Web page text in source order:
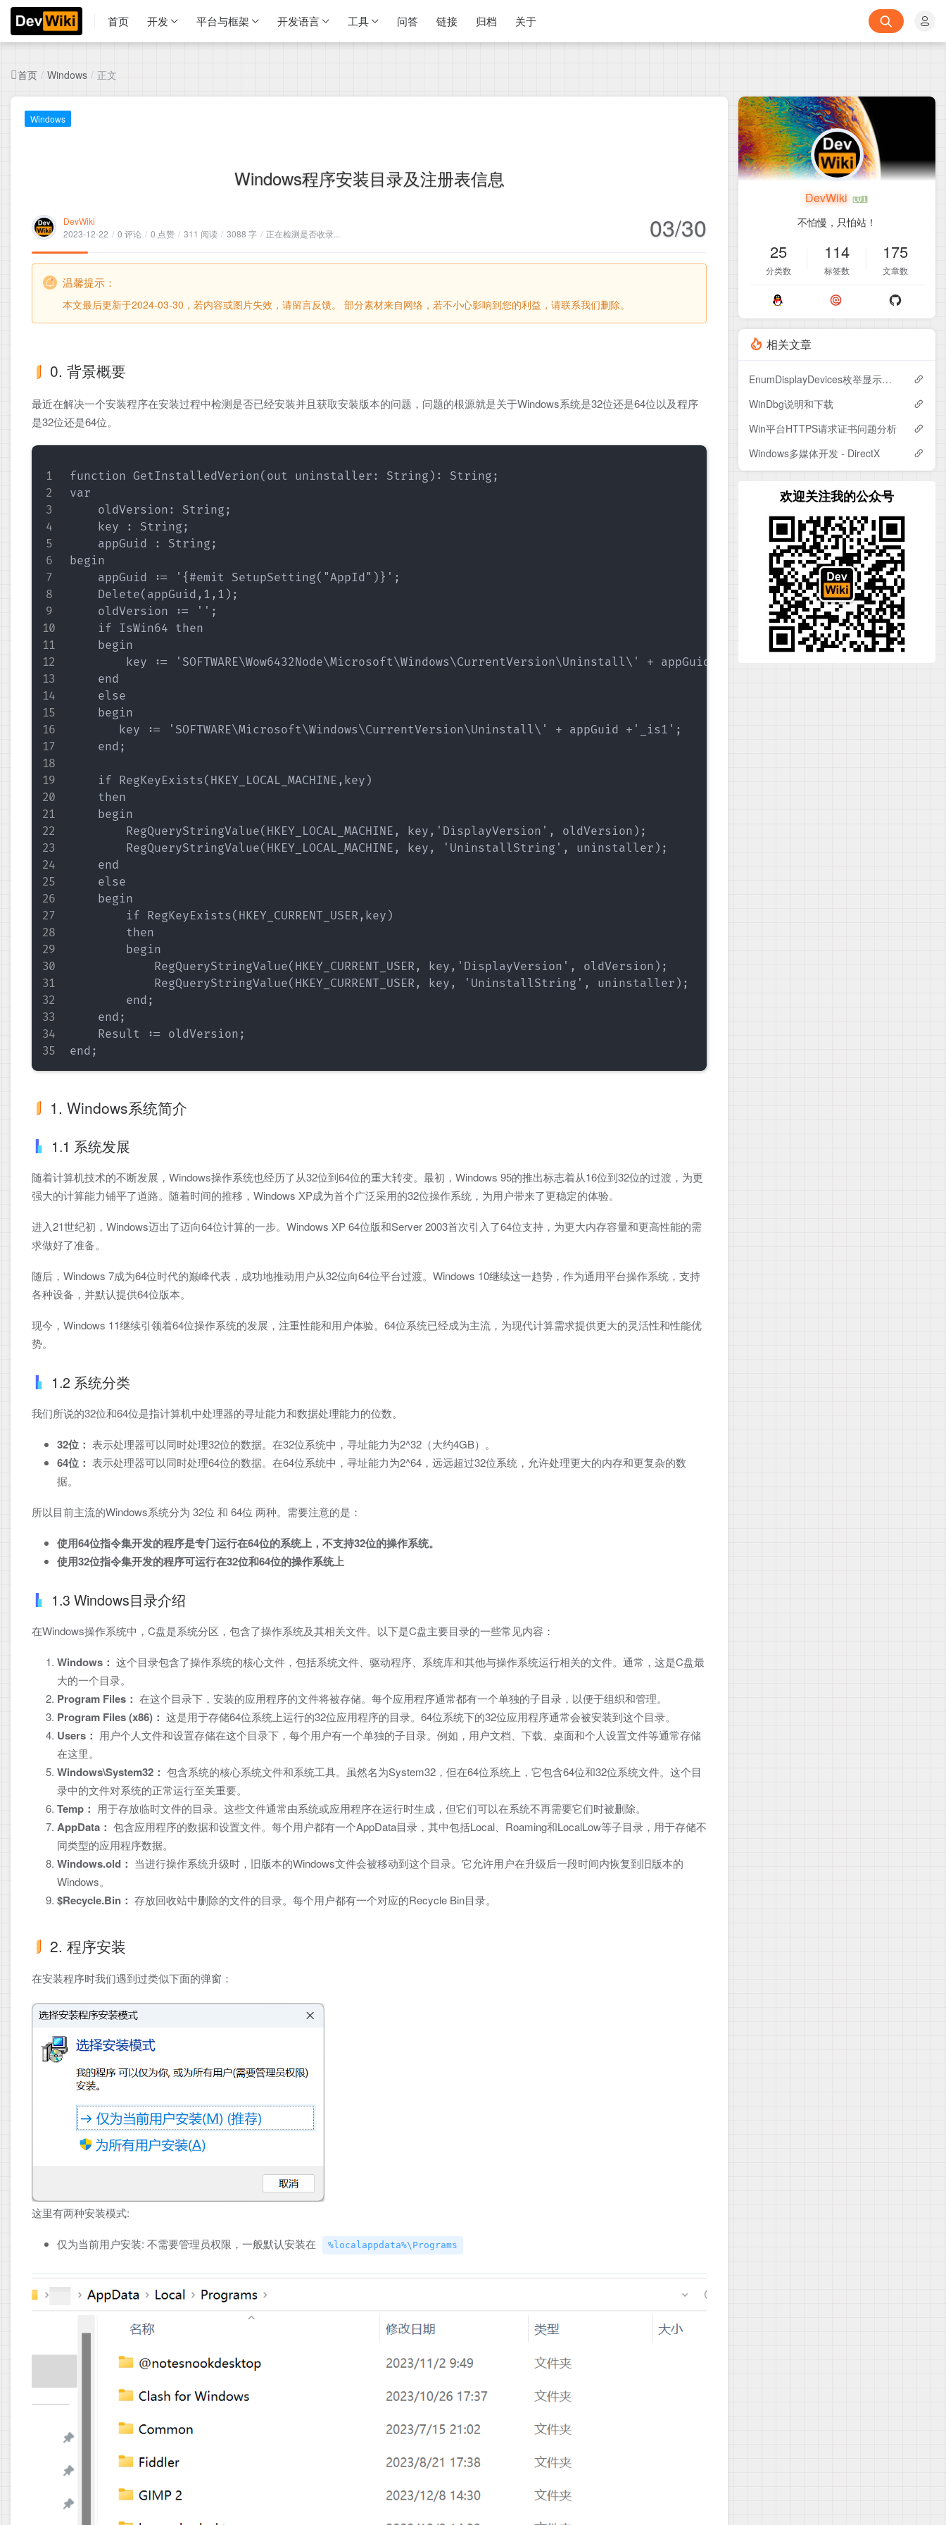
首页 开发 平台与框架 开发语言 工具 问答 链接 归档 关于
首页 / Windows / 正文
Windows
Windows程序安装目录及注册表信息
DevWiki
2023-12-22 / 0 评论 / 0 点赞 / 311 阅读 / 3088 字 / 正在检测是否收录... 03/30
温馨提示：
本文最后更新于2024-03-30，若内容或图片失效，请留言反馈。 部分素材来自网络，若不小心影响到您的利益，请联系我们删除。
0. 背景概要
最近在解决一个安装程序在安装过程中检测是否已经安装并且获取安装版本的问题，问题的根源就是关于Windows系统是32位还是64位以及程序
是32位还是64位。
function GetInstalledVerion(out uninstaller: String): String;
var
    oldVersion: String;
    key : String;
    appGuid : String;
begin
    appGuid := '{#emit SetupSetting("AppId")}';
    Delete(appGuid,1,1);
    oldVersion := '';
    if IsWin64 then
    begin
        key := 'SOFTWARE\Wow6432Node\Microsoft\Windows\CurrentVersion\Uninstall\' + appGuid + '_is1';
    end
    else
    begin
       key := 'SOFTWARE\Microsoft\Windows\CurrentVersion\Uninstall\' + appGuid +'_is1';
    end;
    if RegKeyExists(HKEY_LOCAL_MACHINE,key)
    then
    begin
        RegQueryStringValue(HKEY_LOCAL_MACHINE, key,'DisplayVersion', oldVersion);
        RegQueryStringValue(HKEY_LOCAL_MACHINE, key, 'UninstallString', uninstaller);
    end
    else
    begin
        if RegKeyExists(HKEY_CURRENT_USER,key)
        then
        begin
            RegQueryStringValue(HKEY_CURRENT_USER, key,'DisplayVersion', oldVersion);
            RegQueryStringValue(HKEY_CURRENT_USER, key, 'UninstallString', uninstaller);
        end;
    end;
    Result := oldVersion;
1. Windows系统简介
1.1 系统发展
随着计算机技术的不断发展，Windows操作系统也经历了从32位到64位的重大转变。最初，Windows 95的推出标志着从16位到32位的过渡，为更
强大的计算能力铺平了道路。随着时间的推移，Windows XP成为首个广泛采用的32位操作系统，为用户带来了更稳定的体验。
进入21世纪初，Windows迈出了迈向64位计算的一步。Windows XP 64位版和Server 2003首次引入了64位支持，为更大内存容量和更高性能的需
求做好了准备。
随后，Windows 7成为64位时代的巅峰代表，成功地推动用户从32位向64位平台过渡。Windows 10继续这一趋势，作为通用平台操作系统，支持
各种设备，并默认提供64位版本。
现今，Windows 11继续引领着64位操作系统的发展，注重性能和用户体验。64位系统已经成为主流，为现代计算需求提供更大的灵活性和性能优
势。
1.2 系统分类
我们所说的32位和64位是指计算机中处理器的寻址能力和数据处理能力的位数。
32位： 表示处理器可以同时处理32位的数据。在32位系统中，寻址能力为2^32（大约4GB）。
64位： 表示处理器可以同时处理64位的数据。在64位系统中，寻址能力为2^64，远远超过32位系统，允许处理更大的内存和更复杂的数
据。
所以目前主流的Windows系统分为 32位 和 64位 两种。需要注意的是：
使用64位指令集开发的程序是专门运行在64位的系统上，不支持32位的操作系统。
使用32位指令集开发的程序可运行在32位和64位的操作系统上
1.3 Windows目录介绍
在Windows操作系统中，C盘是系统分区，包含了操作系统及其相关文件。以下是C盘主要目录的一些常见内容：
Windows： 这个目录包含了操作系统的核心文件，包括系统文件、驱动程序、系统库和其他与操作系统运行相关的文件。通常，这是C盘最
大的一个目录。
Program Files： 在这个目录下，安装的应用程序的文件将被存储。每个应用程序通常都有一个单独的子目录，以便于组织和管理。
Program Files (x86)： 这是用于存储64位系统上运行的32位应用程序的目录。64位系统下的32位应用程序通常会被安装到这个目录。
Users： 用户个人文件和设置存储在这个目录下，每个用户有一个单独的子目录。例如，用户文档、下载、桌面和个人设置文件等通常存储
在这里。
Windows\System32： 包含系统的核心系统文件和系统工具。虽然名为System32，但在64位系统上，它包含64位和32位系统文件。这个目
录中的文件对系统的正常运行至关重要。
Temp： 用于存放临时文件的目录。这些文件通常由系统或应用程序在运行时生成，但它们可以在系统不再需要它们时被删除。
AppData： 包含应用程序的数据和设置文件。每个用户都有一个AppData目录，其中包括Local、Roaming和LocalLow等子目录，用于存储不
同类型的应用程序数据。
Windows.old： 当进行操作系统升级时，旧版本的Windows文件会被移动到这个目录。它允许用户在升级后一段时间内恢复到旧版本的
Windows。
$Recycle.Bin： 存放回收站中删除的文件的目录。每个用户都有一个对应的Recycle Bin目录。
2. 程序安装
在安装程序时我们遇到过类似下面的弹窗：
这里有两种安装模式:
仅为当前用户安装: 不需要管理员权限，一般默认安装在 %localappdata%\Programs
DevWiki
不怕慢，只怕站！
25
分类数
114
标签数
175
文章数
相关文章
EnumDisplayDevices枚举显示设备时同一显卡为何会有多个结果?
WinDbg说明和下载
Win平台HTTPS请求证书问题分析
Windows多媒体开发 - DirectX
欢迎关注我的公众号